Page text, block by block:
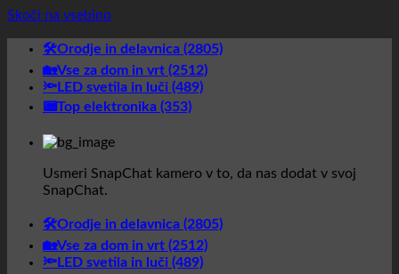
Skoči na vsebino
🛠️Orodje in delavnica (2805)
🏡Vse za dom in vrt (2512)
🔦LED svetila in luči (489)
📟Top elektronika (353)
Usmeri SnapChat kamero v to, da nas dodat v svoj
SnapChat.
🛠️Orodje in delavnica (2805)
🏡Vse za dom in vrt (2512)
🔦LED svetila in luči (489)